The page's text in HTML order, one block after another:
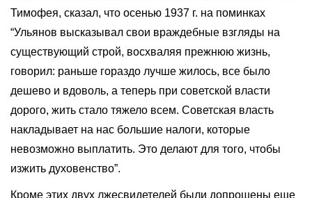
Тимофея, сказал, что осенью 1937 г. на поминках
“Ульянов высказывал свои враждебные взгляды на
существующий строй, восхваляя прежнюю жизнь,
говорил: раньше гораздо лучше жилось, все было
дешево и вдоволь, а теперь при советской власти
дорого, жить стало тяжело всем. Советская власть
накладывает на нас большие налоги, которые
невозможно выплатить. Это делают для того, чтобы
изжить духовенство”.
Кроме этих двух лжесвидетелей были допрошены еще